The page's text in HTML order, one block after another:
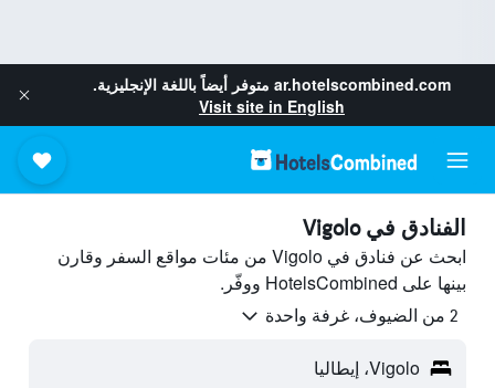
ar.hotelscombined.com متوفر أيضاً باللغة الإنجليزية.
Visit site in English
الفنادق في Vigolo
ابحث عن فنادق في Vigolo من مئات مواقع السفر وقارن
بينها على HotelsCombined ووفّر.
2 من الضيوف، غرفة واحدة
Vigolo، إيطاليا